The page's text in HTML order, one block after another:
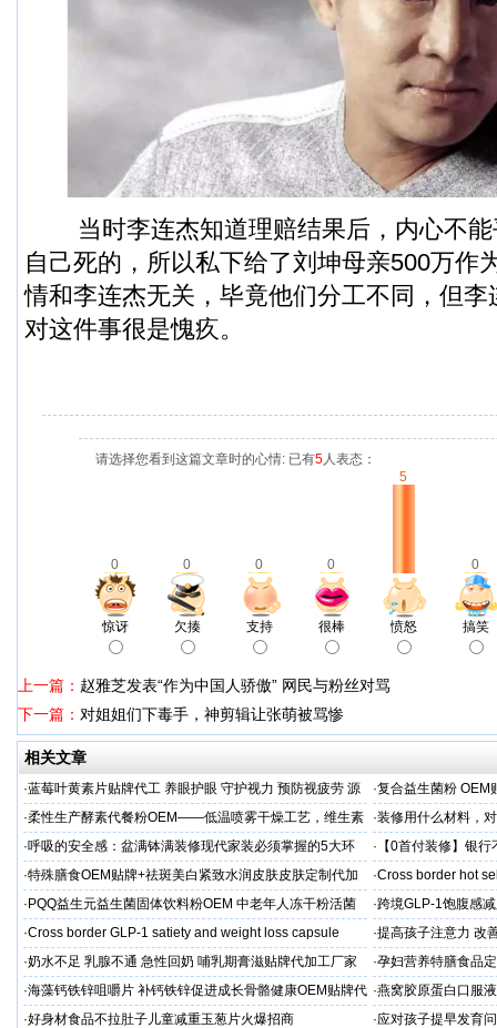
当时李连杰知道理赔结果后，内心不能
自己死的，所以私下给了刘坤母亲500万作
情和李连杰无关，毕竟他们分工不同，但
对这件事很是愧疚。
请选择您看到这篇文章时的心情: 已有5人表态：
0 0 0 0
5
0
惊讶 欠揍 支持 很棒 愤怒 搞笑
上一篇： 赵雅芝发表“作为中国人骄傲” 网民与粉丝对骂
下一篇： 对姐姐们下毒手，神剪辑让张萌被骂惨
相关文章
·蓝莓叶黄素片贴牌代工 养眼护眼 守护视力 预防视疲劳 源
头直供
·复合益生菌粉 OEM
业制造商
·柔性生产酵素代餐粉OEM——低温喷雾干燥工艺，维生素
C保留率≥95%
·装修用什么材料，
·呼吸的安全感：盆满钵满装修现代家装必须掌握的5大环
保准则
· 【0首付装修】银
贷，月供少还30%！
·特殊膳食OEM贴牌+祛斑美白紧致水润皮肤皮肤定制代加
工厂家
·Cross border hot
· PQQ益生元益生菌固体饮料粉OEM 中老年人冻干粉活菌
粉贴牌代加工
·跨境GLP-1饱腹感
·Cross border GLP-1 satiety and weight loss capsule ·提高孩子注意力 改
·奶水不足 乳腺不通 急性回奶 哺乳期膏滋贴牌代加工厂家 ·孕妇营养特膳食品
工厂
·海藻钙铁锌咀嚼片 补钙铁锌促进成长骨骼健康OEM贴牌代
加工
·燕窝胶原蛋白口服
牌
·好身材食品不拉肚子儿童减重玉葱片火爆招商 ·应对孩子提早发育